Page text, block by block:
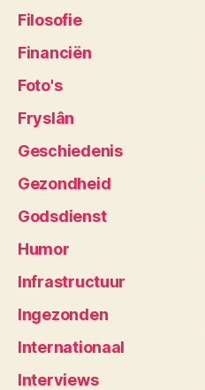
Filosofie
Financiën
Foto's
Fryslân
Geschiedenis
Gezondheid
Godsdienst
Humor
Infrastructuur
Ingezonden
Internationaal
Interviews